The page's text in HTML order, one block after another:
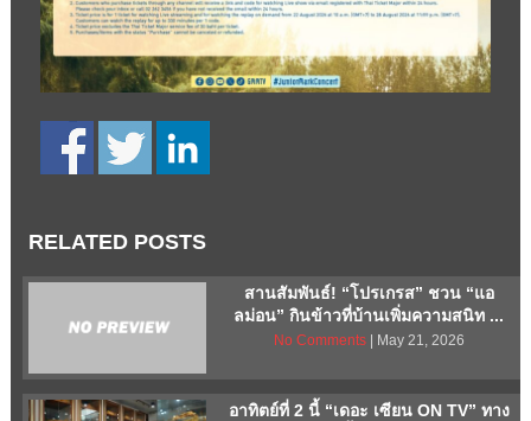
RELATED POSTS
สานสัมพันธ์! “โปรเกรส” ชวน “แอ
ลม่อน” กินข้าวที่บ้านเพิ่มความสนิท ...
No Comments| May 21, 2026
อาทิตย์ที่ 2 นี้ “เดอะ เซียน ON TV” ทาง